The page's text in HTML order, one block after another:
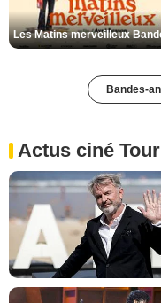
Bandes-
Actus ciné